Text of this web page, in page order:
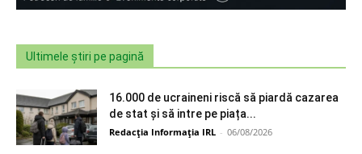
Ultimele știri pe pagină
16.000 de ucraineni riscă să piardă cazarea
de stat și să intre pe piața...
Redacția Informația IRL - 06/08/2026